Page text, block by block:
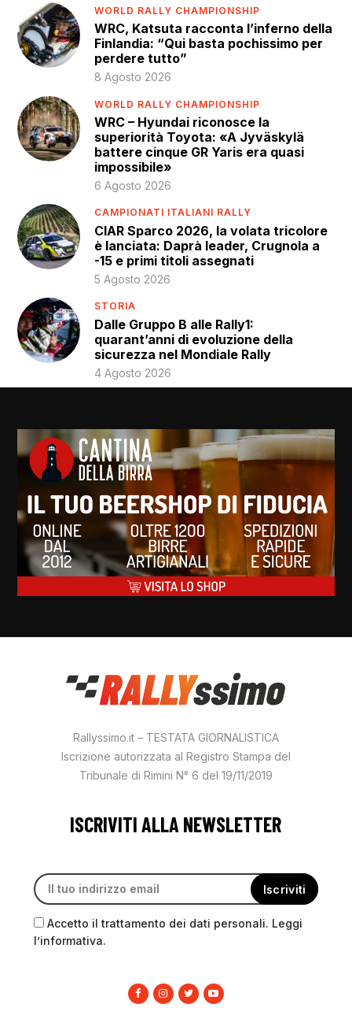
WORLD RALLY CHAMPIONSHIP
WRC, Katsuta racconta l’inferno della
Finlandia: “Qui basta pochissimo per
perdere tutto”
8 Agosto 2026
WORLD RALLY CHAMPIONSHIP
WRC – Hyundai riconosce la
superiorità Toyota: «A Jyväskylä
battere cinque GR Yaris era quasi
impossibile»
6 Agosto 2026
CAMPIONATI ITALIANI RALLY
CIAR Sparco 2026, la volata tricolore
è lanciata: Daprà leader, Crugnola a
-15 e primi titoli assegnati
5 Agosto 2026
STORIA
Dalle Gruppo B alle Rally1:
quarant’anni di evoluzione della
sicurezza nel Mondiale Rally
4 Agosto 2026
Rallyssimo.it – TESTATA GIORNALISTICA
Iscrizione autorizzata al Registro Stampa del
Tribunale di Rimini N° 6 del 19/11/2019
ISCRIVITI ALLA NEWSLETTER
Accetto il trattamento dei dati personali. Leggi
l’informativa.